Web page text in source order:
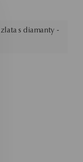
s diamanty -